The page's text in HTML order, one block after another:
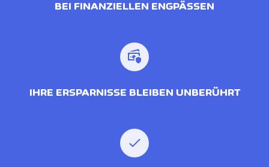
BEI FINANZIELLEN ENGPÄSSEN
IHRE ERSPARNISSE BLEIBEN UNBERÜHRT